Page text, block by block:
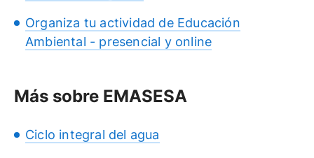
Organiza tu actividad de Educación
Ambiental - presencial y online
Más sobre EMASESA
Ciclo integral del agua